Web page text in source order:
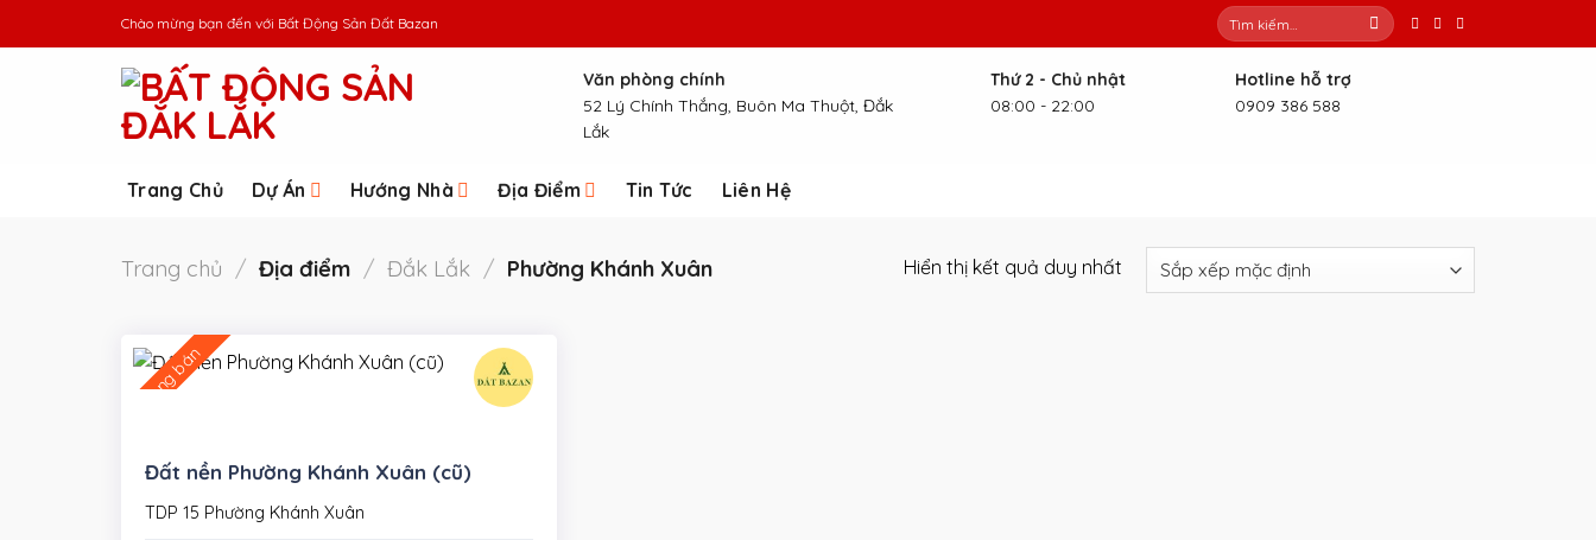
to
Chào mừng bạn đến với Bất Động Sản Đất Bazan
Tìm
kiếm:
Văn phòng chính
52 Lý Chính Thắng, Buôn Ma Thuột, Đắk
Lắk
Thứ 2 - Chủ nhật
08:00 - 22:00
Hotline hỗ trợ
0909 386 588
Trang Chủ Dự Án Hướng Nhà Địa Điểm Tin Tức Liên Hệ
Trang chủ / Địa điểm / Đắk Lắk / Phường Khánh Xuân Hiển thị kết quả duy nhất
Đang bán
Đất nền Phường Khánh Xuân (cũ)
TDP 15 Phường Khánh Xuân